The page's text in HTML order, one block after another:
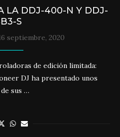
LA DDJ-400-N Y DDJ-
S
septiembre, 2020
de edición limitada:
DJ ha presentado unos
sus …